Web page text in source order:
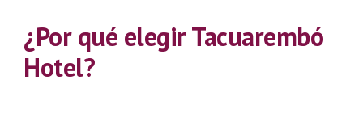
¿Por qué elegir Tacuarembó
Hotel?